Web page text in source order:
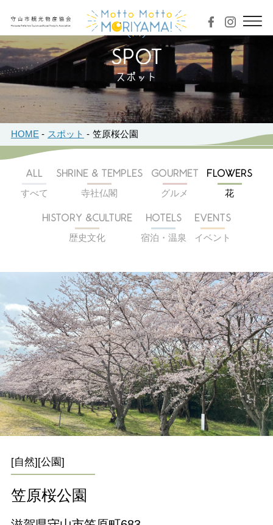
スポット
HOME スポット 笠原桜公園
ALL
すべて
SHRINE & TEMPLES
寺社仏閣
GOURMET
グルメ
FLOWERS
花
HISTORY &CULTURE
歴史文化
HOTELS
宿泊・温泉
EVENTS
イベント
[自然][公園]
笠原桜公園